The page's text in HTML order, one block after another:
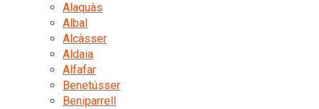
Alaquàs
Albal
Alcàsser
Aldaia
Alfafar
Benetússer
Beniparrell